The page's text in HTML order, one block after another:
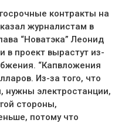
контракты на
журналистам в
“Новатэка” Леонид
в проект вырастут из-
“Капвложения
Из-за того, что
нужны электростанции,
стороны,
потому что